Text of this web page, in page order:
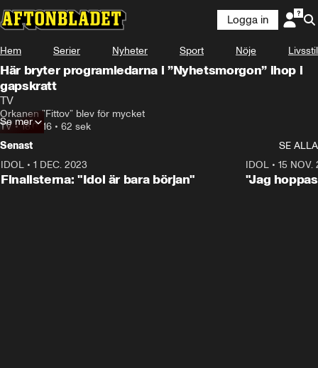
Logga in
Hem Serier Nyheter Sport Nöje Livsstil
Här bryter programledarna i ”Nyhetsmorgon” ihop i
gapskratt
TV
Orkanen ”Fittov” blev för mycket
TV •18.07.16 • 62 sek
Se mer
Senast
SE ALLA
IDOL • 1 DEC. 2023
Finalisterna: "Idol är bara början"
IDOL• 15 NOV.
"Jag